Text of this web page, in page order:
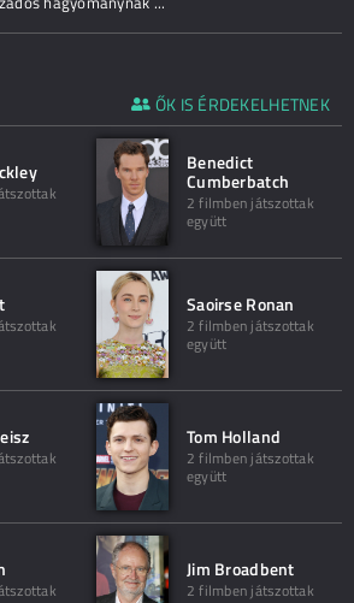
ŐK IS ÉRDEKELHETNEK
Benedict
Cumberbatch
2 filmben játszottak
együtt
Saoirse Ronan
2 filmben játszottak
együtt
Tom Holland
2 filmben játszottak
együtt
Jim Broadbent
2 filmben játszottak